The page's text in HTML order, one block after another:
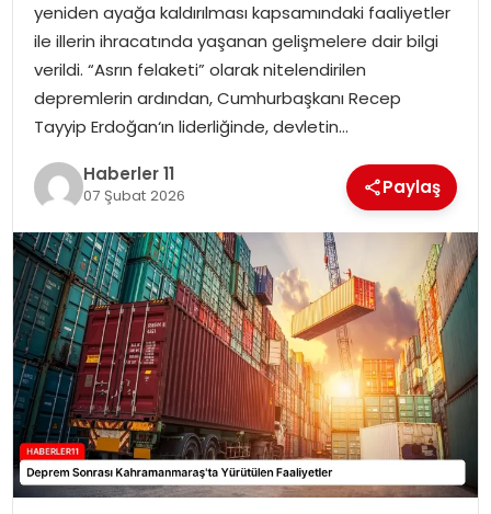
YAŞAM
yeniden ayağa kaldırılması kapsamındaki faaliyetler
ile illerin ihracatında yaşanan gelişmelere dair bilgi
verildi. “Asrın felaketi” olarak nitelendirilen
depremlerin ardından, Cumhurbaşkanı Recep
Tayyip Erdoğan‘ın liderliğinde, devletin…
Haberler 11
07 Şubat 2026 Paylaş